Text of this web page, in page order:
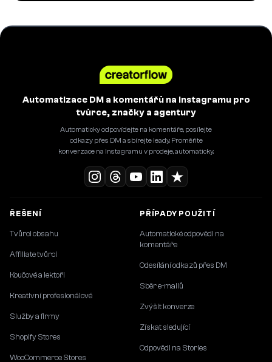
Automatizace DM a komentářů na Instagramu pro
tvůrce, značky a agentury
Automaticky odpovídejte na komentáře, posílejte
odkazy přes DM a sbírejte leady. Proměňte
konverzace na Instagramu v prodeje, automaticky.
ŘEŠENÍ
Tvůrci obsahu
Affiliate tvůrci
Koučové a lektoři
Kreativní profesionálové
Služby a firmy
Shopify Stores
WooCommerce Stores
PŘÍPADY POUŽITÍ
Automatické odpovědi na
komentáře
Odesílání odkazů přes DM
Sběr e-mailů
Zvýšit konverze
Získat sledující
Odpovědi na Stories